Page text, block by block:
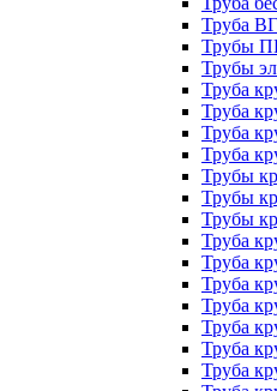
Труба
Трубы
Трубы
Труба
Труба
Труба
Труба
Трубы
Трубы
Трубы
Труба
Труба
Труба
Труба
Труба
Труба
Труба